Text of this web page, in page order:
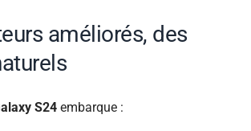
améliorés, des
S24 embarque :